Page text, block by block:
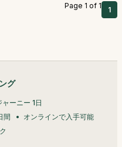
Page 1 of 1 1
グ
ーニー 1日
間
オンラインで入手可能